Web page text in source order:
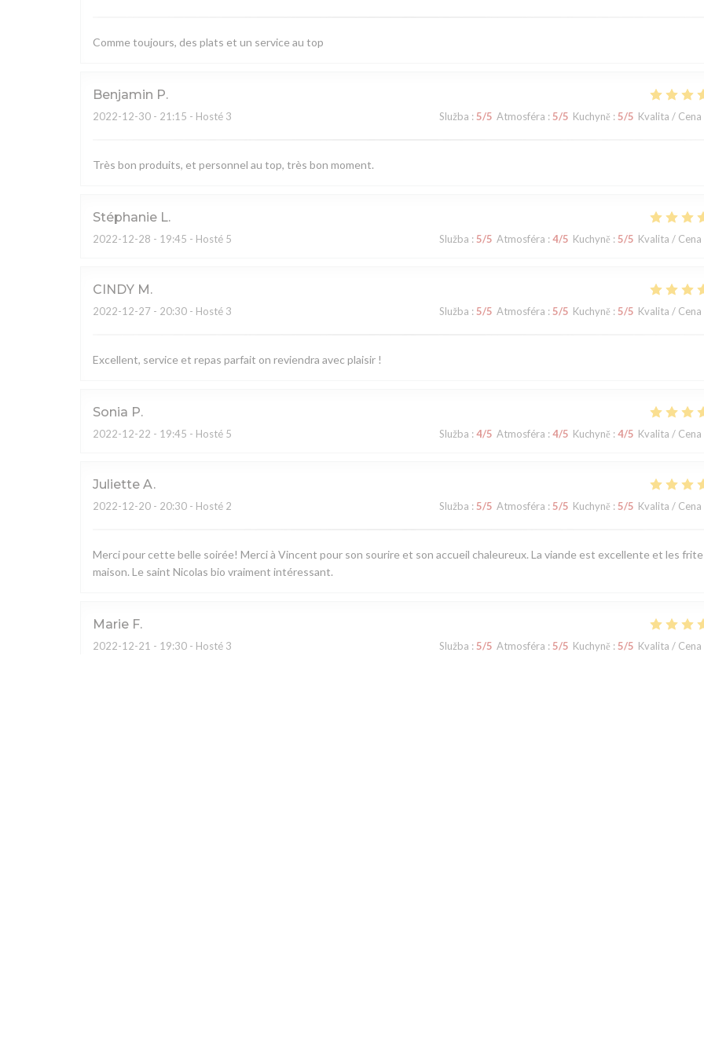
Comme toujours, des plats et un service au top
Benjamin P
2022-12-30 - 21:15 - Hosté 3 Služba : 5/5 Atmosféra : 5/5 Kuchyně : 5/5 Kvalita / Cena
Très bon produits, et personnel au top, très bon moment.
Stéphanie L
2022-12-28 - 19:45 - Hosté 5 Služba : 5/5 Atmosféra : 4/5 Kuchyně : 5/5 Kvalita / Cena
CINDY M
2022-12-27 - 20:30 - Hosté 3 Služba : 5/5 Atmosféra : 5/5 Kuchyně : 5/5 Kvalita / Cena
Excellent, service et repas parfait on reviendra avec plaisir !
Sonia P
2022-12-22 - 19:45 - Hosté 5 Služba : 4/5 Atmosféra : 4/5 Kuchyně : 4/5 Kvalita / Cena
Juliette A
2022-12-20 - 20:30 - Hosté 2 Služba : 5/5 Atmosféra : 5/5 Kuchyně : 5/5 Kvalita / Cena
Merci pour cette belle soirée! Merci à Vincent pour son sourire et son accueil chaleureux. La viande est excellente et les
maison. Le saint Nicolas bio vraiment intéressant.
Marie F
2022-12-21 - 19:30 - Hosté 3 Služba : 5/5 Atmosféra : 5/5 Kuchyně : 5/5 Kvalita / Cena